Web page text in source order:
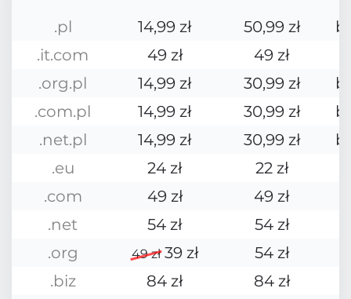
Końcówka
Rejestracja
(pierwszy
Odnowienie
(kolejne
.pl 14,99 zł 50,99 zł
.it.com
49 zł
49 zł
.org.pl
14,99 zł 30,99 zł
.com.pl
14,99 zł 30,99 zł
.net.pl
14,99 zł 30,99 zł
.eu
24 zł
22 zł
.com
49 zł
49 zł
.net
54 zł
54 zł
.org
49 zł 39 zł
54 zł
.biz
84 zł
84 zł